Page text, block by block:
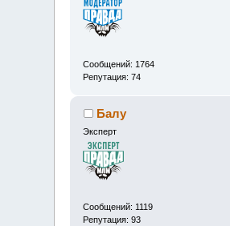
Сообщений: 1764
Репутация: 74
Балу
Эксперт
Сообщений: 1119
Репутация: 93